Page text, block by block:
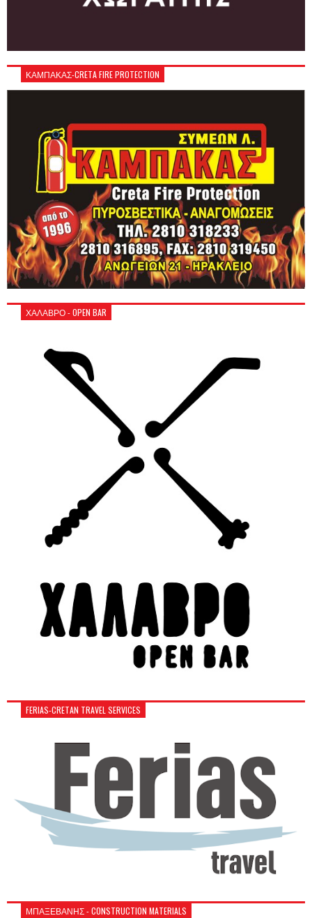
ΚΑΜΠΑΚΑΣ-CRETA FIRE PROTECTION
ΧΑΛΑΒΡΟ - OPEN BAR
FERIAS-CRETAN TRAVEL SERVICES
ΜΠΑΞΕΒΑΝΗΣ - CONSTRUCTION MATERIALS